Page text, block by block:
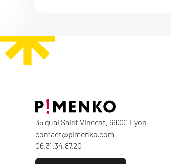
35 quai Saint Vincent, 69001 Lyon
contact@pimenko.com
06.31.34.87.20